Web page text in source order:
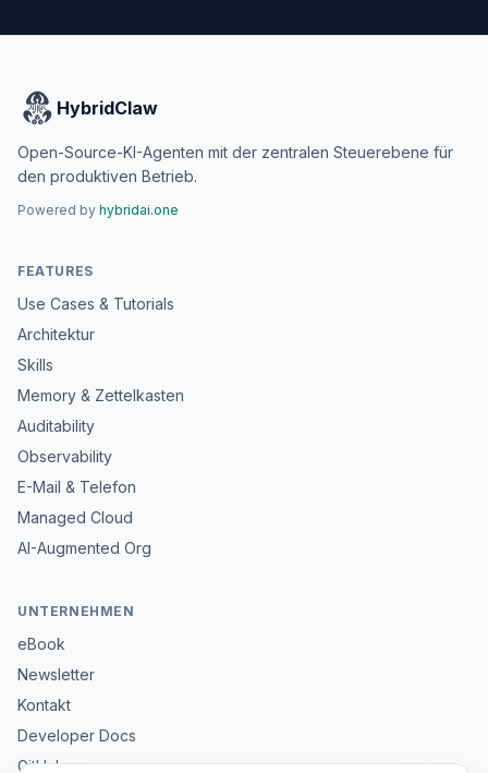
HybridClaw
Open-Source-KI-Agenten mit der zentralen Steuerebene für
den produktiven Betrieb.
Powered by hybridai.one
FEATURES
Use Cases & Tutorials
Architektur
Skills
Memory & Zettelkasten
Auditability
Observability
E-Mail & Telefon
Managed Cloud
AI-Augmented Org
UNTERNEHMEN
eBook
Newsletter
Kontakt
Developer Docs
GitHub